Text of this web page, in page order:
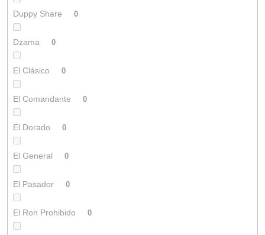
Duppy Share 0
Dzama 0
El Clásico 0
El Comandante 0
El Dorado 0
El General 0
El Pasador 0
El Ron Prohibido 0